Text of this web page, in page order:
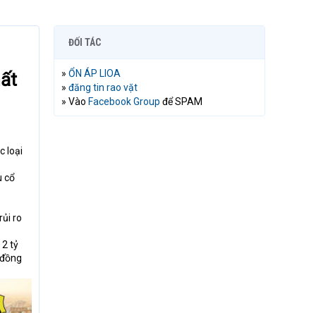
loại
cổ
ro
2 tỷ
ĐỐI TÁC
» ỔN ÁP LIOA
» đăng tin rao vặt
» Vào Facebook Group để SPAM